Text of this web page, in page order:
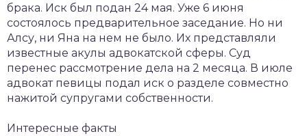
брака. Иск был подан 24 мая. Уже 6 июня
состоялось предварительное заседание. Но ни
Алсу, ни Яна на нем не было. Их представляли
известные акулы адвокатской сферы. Суд
перенес рассмотрение дела на 2 месяца. В июле
адвокат певицы подал иск о разделе совместно
нажитой супругами собственности.
Интересные факты